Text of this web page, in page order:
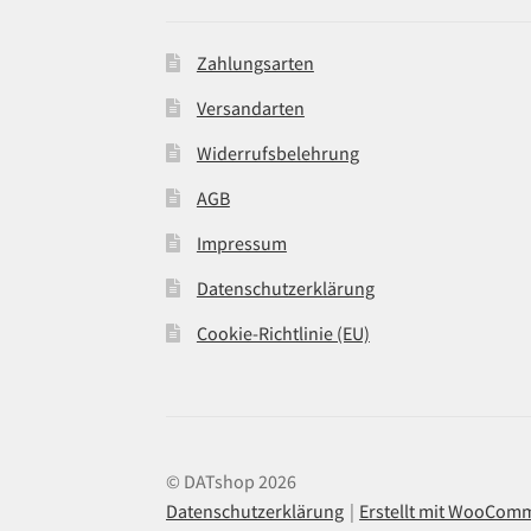
Zahlungsarten
Versandarten
Widerrufsbelehrung
AGB
Impressum
Datenschutzerklärung
Cookie-Richtlinie (EU)
© DATshop 2026
Datenschutzerklärung
Erstellt mit